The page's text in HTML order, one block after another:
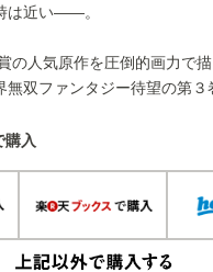
は近い――。
の人気原作を圧倒的画力で
無双ファンタジー待望の第３
購入